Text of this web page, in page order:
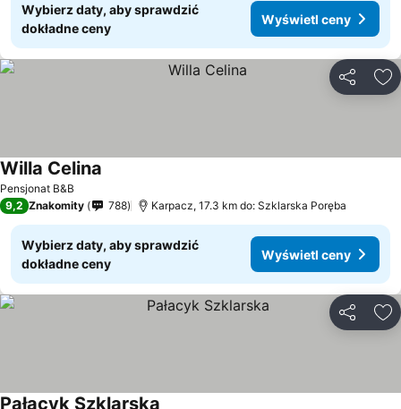
Wybierz daty, aby sprawdzić
dokładne ceny
Wyświetl ceny
Pensjonat B&B
Willa Celina
9,2 Znakomity 788 Karpacz, 17.3 km do: Szklarska Poręba
Wybierz daty, aby sprawdzić
dokładne ceny
Wyświetl ceny
Pałacyk Szklarska